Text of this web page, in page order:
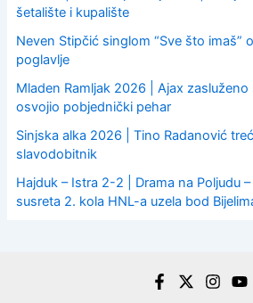
šetalište i kupalište
Neven Stipčić singlom “Sve što imaš”
poglavlje
Mladen Ramljak 2026 | Ajax
osvojio pobjednički pehar
Sinjska alka 2026 | Tino Radanović
slavodobitnik
Hajduk – Istra 2-2 | Drama na Poljudu
susreta 2. kola HNL-a uzela bod